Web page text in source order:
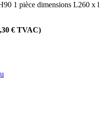
1 pièce dimensions L260 x l
€ TVAC)